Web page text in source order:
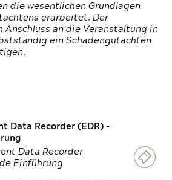
die wesentlichen Grundlagen
erarbeitet. Der
Anschluss an die Veranstaltung in
ein Schadengutachten
Data Recorder (EDR) –
Data Recorder
Einführung